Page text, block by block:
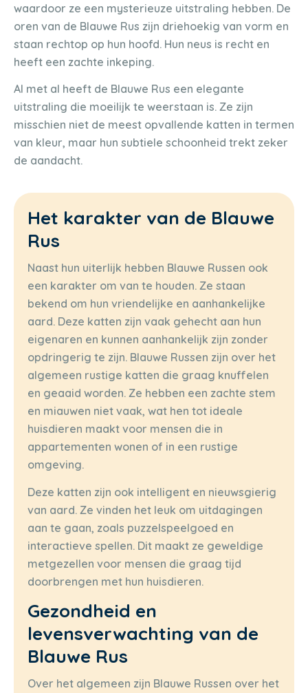
waardoor ze een mysterieuze uitstraling hebben. De
oren van de Blauwe Rus zijn driehoekig van vorm en
staan rechtop op hun hoofd. Hun neus is recht en
heeft een zachte inkeping.
Al met al heeft de Blauwe Rus een elegante
uitstraling die moeilijk te weerstaan is. Ze zijn
misschien niet de meest opvallende katten in termen
van kleur, maar hun subtiele schoonheid trekt zeker
de aandacht.
Het karakter van de Blauwe
Rus
Naast hun uiterlijk hebben Blauwe Russen ook
een karakter om van te houden. Ze staan
bekend om hun vriendelijke en aanhankelijke
aard. Deze katten zijn vaak gehecht aan hun
eigenaren en kunnen aanhankelijk zijn zonder
opdringerig te zijn. Blauwe Russen zijn over het
algemeen rustige katten die graag knuffelen
en geaaid worden. Ze hebben een zachte stem
en miauwen niet vaak, wat hen tot ideale
huisdieren maakt voor mensen die in
appartementen wonen of in een rustige
omgeving.
Deze katten zijn ook intelligent en nieuwsgierig
van aard. Ze vinden het leuk om uitdagingen
aan te gaan, zoals puzzelspeelgoed en
interactieve spellen. Dit maakt ze geweldige
metgezellen voor mensen die graag tijd
doorbrengen met hun huisdieren.
Gezondheid en
levensverwachting van de
Blauwe Rus
Over het algemeen zijn Blauwe Russen over het